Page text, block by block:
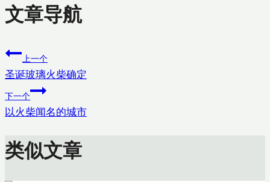
文章导航
上一个
圣诞玻璃火柴确定
下一个
以火柴闻名的城市
类似文章